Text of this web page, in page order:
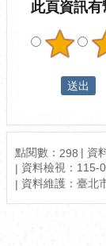
此頁資訊有
點閱數： 298
資
資料檢視：115-
資料維護：臺北